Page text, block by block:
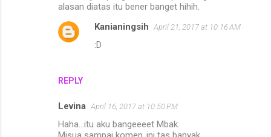
alasan diatas itu bener banget hihih.
REPLY
Kanianingsih April 21, 2017 at 10:16 AM
:D
Levina April 16, 2017 at 10:50 PM
Haha...itu aku bangeeeet Mbak.